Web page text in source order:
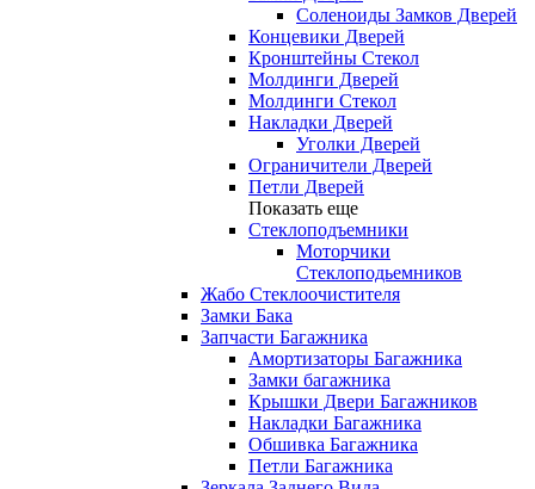
Соленоиды Замков Дверей
Концевики Дверей
Кронштейны Стекол
Молдинги Дверей
Молдинги Стекол
Накладки Дверей
Уголки Дверей
Ограничители Дверей
Петли Дверей
Показать еще
Стеклоподъемники
Моторчики
Стеклоподьемников
Жабо Стеклоочистителя
Замки Бака
Запчасти Багажника
Амортизаторы Багажника
Замки багажника
Крышки Двери Багажников
Накладки Багажника
Обшивка Багажника
Петли Багажника